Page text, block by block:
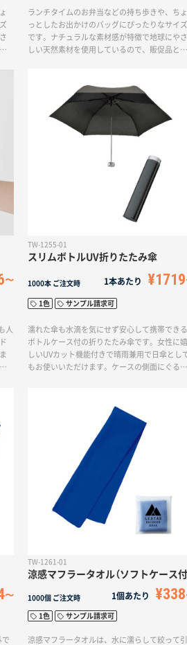
ランチタイムのお弁当などの持ち歩きや、ちょ
っとしたお出かけのバッグにぴったりなサイズ
です。ナチュラルな素材感が特徴で地球にやさ
しい天然素材を使用しているので、販促品とし
人
TW-1255-01
スリムボトルUV折りたたみ傘
1000本 ご注文時 1本あたり ¥1719
1色 サンプル請求可
濡れた傘も水滴を気にせず安心して携帯できる
ボトルケース付の折りたたみ傘です。女性に嬉
しいUVカット機能付きで晴雨兼用で日傘とし
もお使いいただけます。ケースの側面にぐるっ
で
TW-1261-01
涼感マフラータオル（ソフトケース付
1000個 ご注文時 1個あたり ¥338
1色 サンプル請求可
涼感マフラータオルは、水に濡らして絞って引